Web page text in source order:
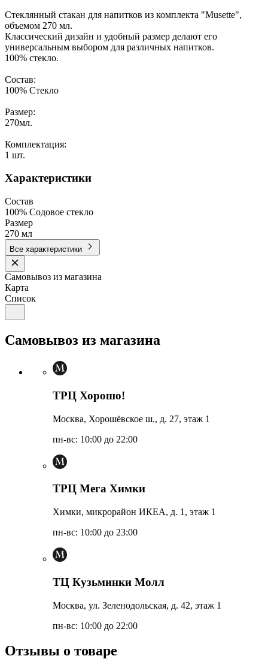
Стеклянный стакан для напитков из комплекта "Musette",
объемом 270 мл.
Классический дизайн и удобный размер делают его
универсальным выбором для различных напитков.
100% стекло.
Состав:
100% Стекло
Размер:
270мл.
Комплектация:
1 шт.
Характеристики
Состав
100% Содовое стекло
Размер
270 мл
Все характеристики
Самовывоз из магазина
Карта
Список
Самовывоз из магазина
ТРЦ Хорошо!
Москва, Хорошёвское ш., д. 27, этаж 1
пн-вс: 10:00 до 22:00
ТРЦ Мега Химки
Химки, микрорайон ИКЕА, д. 1, этаж 1
пн-вс: 10:00 до 23:00
ТЦ Кузьминки Молл
Москва, ул. Зеленодольская, д. 42, этаж 1
пн-вс: 10:00 до 22:00
Отзывы о товаре